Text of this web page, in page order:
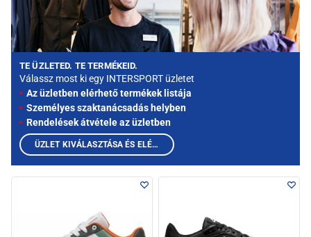
TE ÜZLETED. TE TERMÉKEID.
Válassz most ki egy INTERSPORT üzletet
Az üzletben elérhető termékek listája
Személyes szaktanácsadás helyben
Rendelések átvétele az üzletben
ÜZLET KIVÁLASZTÁSA ÉS ELÉRHETŐ TERMÉKEK MEGTEKINTÉSE